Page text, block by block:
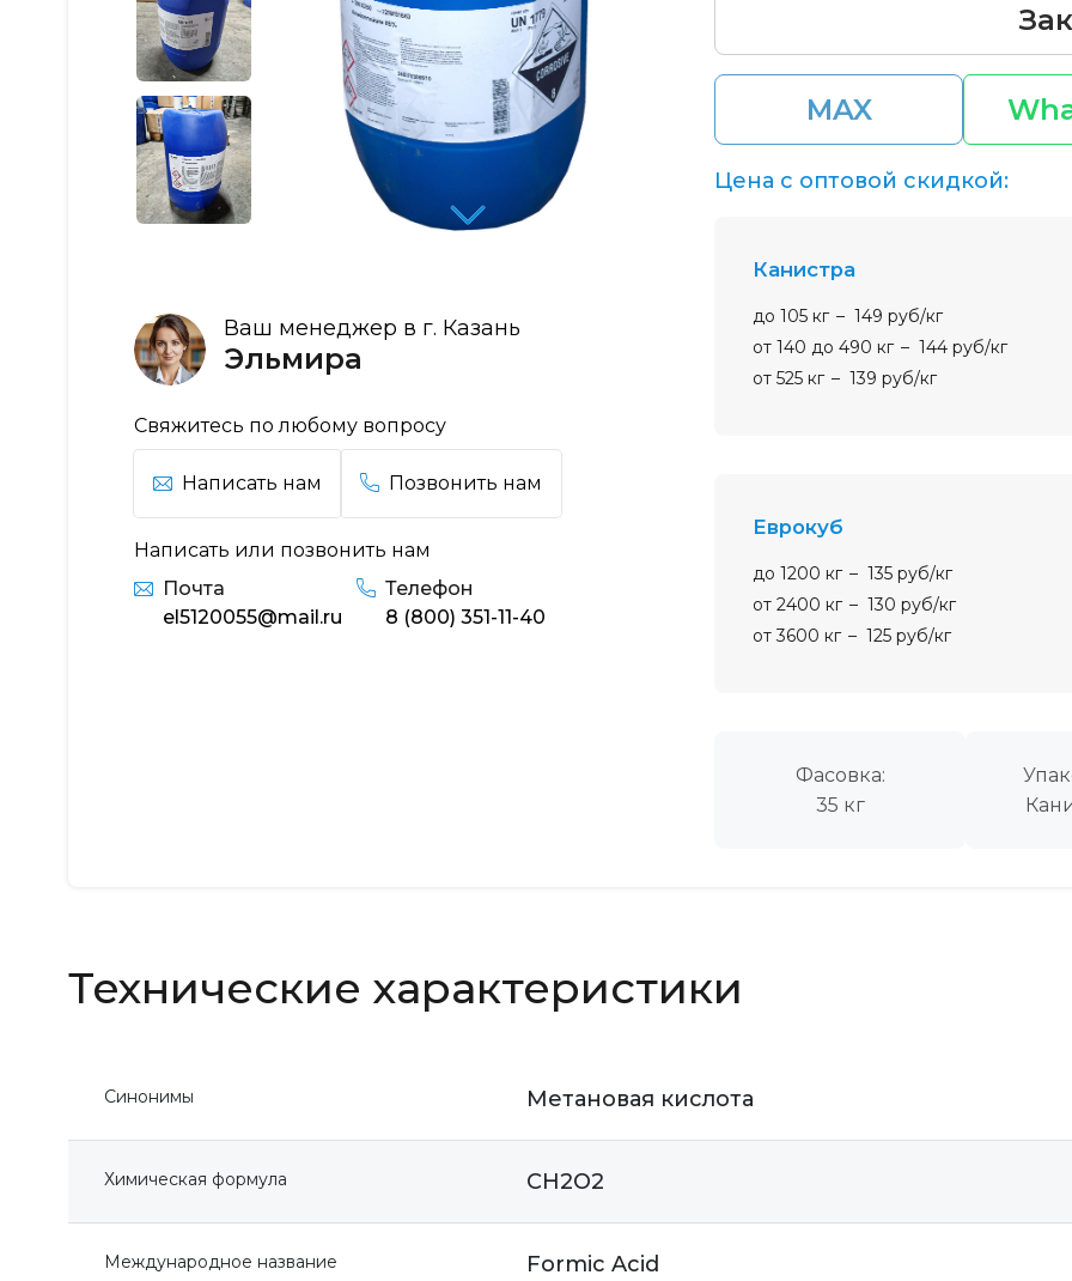
Ваш менеджер в г. Казань
Эльмира
Свяжитесь по любому вопросу
Написать нам Позвонить нам
Написать или позвонить нам
Почта
el5120055@mail.ru
Телефон
8 (800) 351-11-40
MAX
Фасовка:
35 кг
Цена с оптовой скидкой:
канистра
до 105 кг
149 руб/кг
от 140 до 490 кг
144 руб/кг
от 525 кг
139 руб/кг
еврокуб
до 1200 кг
135 руб/кг
от 2400 кг
130 руб/кг
от 3600 кг
125 руб/кг
Технические характеристики
Синонимы Метановая кислота
Химическая формула CH2O2
Международное название Formic Acid